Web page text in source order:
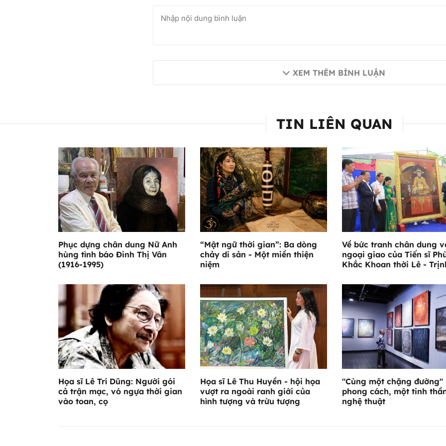
XEM THÊM BÌNH LUẬN
TIN LIÊN QUAN
Phục dựng chân dung Nữ Anh
hùng tình báo Đinh Thị Vân
(1916-1995)
“Mật ngữ thời gian”: Ba dòng
chảy di sản - Một miền thiện
niệm
Về bức tranh chân dung
ngoại giao của Tiến sĩ
Khắc Khoan thời Lê -
Họa sĩ Lê Trí Dũng: Người gói
cả trận mạc, vó ngựa thời gian
vào toan, cọ
Họa sĩ Lê Thu Huyền - hội họa
vượt ra ngoài ranh giới của
hình tượng và trừu tượng
"Cùng một chặng đường"
phong cách, một tinh
nghệ thuật